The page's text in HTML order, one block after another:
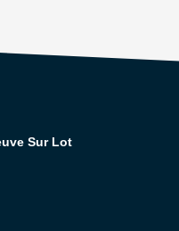
Sur Lot
Sur Lot